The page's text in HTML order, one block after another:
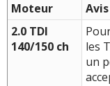
Moteur
Avis
2.0 TDI
140/150 ch
les
un